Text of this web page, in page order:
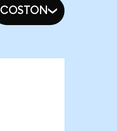
COSTON